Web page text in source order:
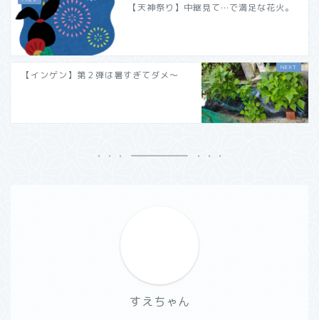
【天神祭り】中継見て…で満足な花火。
【インゲン】第２弾は暑すぎてダメ～
すえちゃん